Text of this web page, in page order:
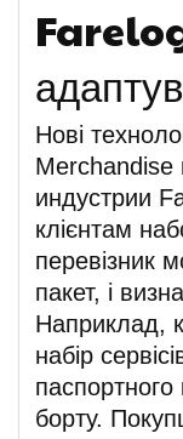
Нові
Merchandise
индустрии
клієнтам
перевізник
пакет, і
Наприклад,
набір
борту.